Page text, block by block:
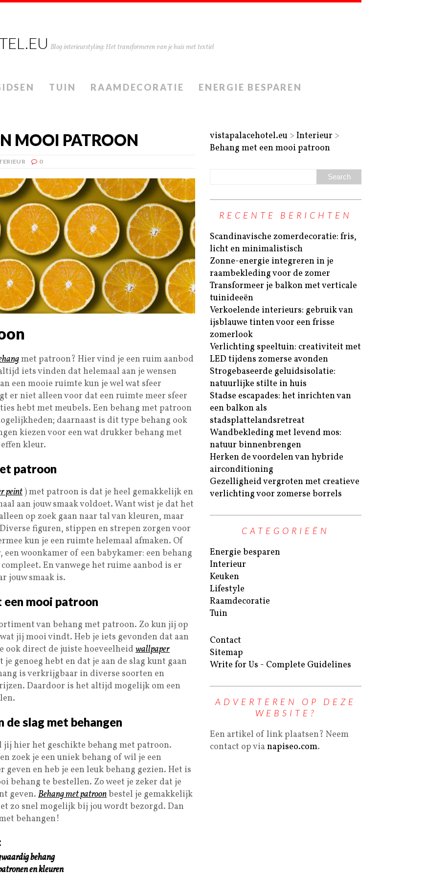
Blog interieurstyling: Het transformeren van je huis met textiel
TUIN RAAMDECORATIE
ENERGIE BESPAREN
MOOI PATROON
0
met patroon? Hier vind je een ruim aanbod
iets vinden dat helemaal aan je wensen
een mooie ruimte kun je wel wat sfeer
er niet alleen voor dat een ruimte meer sfeer
hebt met meubels. Een behang met patroon
daarnaast is dit type behang ook
kiezen voor een wat drukker behang met
kleur.
patroon
peint ) met patroon is dat je heel gemakkelijk en
aan jouw smaak voldoet. Want wist je dat het
op zoek gaan naar tal van kleuren, maar
figuren, stippen en strepen zorgen voor
kun je een ruimte helemaal afmaken. Of
een woonkamer of een babykamer: een behang
En vanwege het ruime aanbod is er
jouw smaak is.
een mooi patroon
van behang met patroon. Zo kun jij op
jij mooi vindt. Heb je iets gevonden dat aan
ook direct de juiste hoeveelheid wallpaper
genoeg hebt en dat je aan de slag kunt gaan
is verkrijgbaar in diverse soorten en
Daardoor is het altijd mogelijk om een
de slag met behangen
hier het geschikte behang met patroon.
zoek je een uniek behang of wil je een
en heb je een leuk behang gezien. Het is
behang te bestellen. Zo weet je zeker dat je
geven. Behang met patroonbestel je gemakkelijk
zo snel mogelijk bij jou wordt bezorgd. Dan
behangen!
behang
en kleuren
vistapalacehotel.eu > Interieur >
Behang met een mooi patroon
RECENTE BERICHTEN
Scandinavische zomerdecoratie: fris,
licht en minimalistisch
Zonne-energie integreren in je
raambekleding voor de zomer
Transformeer je balkon met verticale
tuinideeën
Verkoelende interieurs: gebruik van
ijsblauwe tinten voor een frisse
zomerlook
Verlichting speeltuin: creativiteit met
LED tijdens zomerse avonden
Strogebaseerde geluidsisolatie:
natuurlijke stilte in huis
Stadse escapades: het inrichten van
een balkon als
stadsplattelandsretreat
Wandbekleding met levend mos:
natuur binnenbrengen
Herken de voordelen van hybride
airconditioning
Gezelligheid vergroten met creatieve
verlichting voor zomerse borrels
CATEGORIEËN
Energie besparen
Interieur
Keuken
Lifestyle
Raamdecoratie
Tuin
Contact
Sitemap
Write for Us - Complete Guidelines
ADVERTEREN OP DEZE
WEBSITE?
Een artikel of link plaatsen? Neem
contact op via napiseo.com.